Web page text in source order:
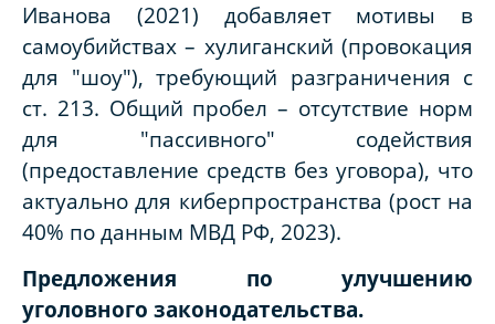
Иванова (2021) добавляет мотивы в
самоубийствах – хулиганский (провокация
для "шоу"), требующий разграничения с
ст. 213. Общий пробел – отсутствие норм
для "пассивного" содействия
(предоставление средств без уговора), что
актуально для киберпространства (рост на
40% по данным МВД РФ, 2023).
Предложения по улучшению
уголовного законодательства.